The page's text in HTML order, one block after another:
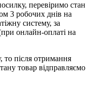
перевіримо стан
3 робочих днів на
систему, за
онлайн-оплаті на
то після отримання
товар відправляємо